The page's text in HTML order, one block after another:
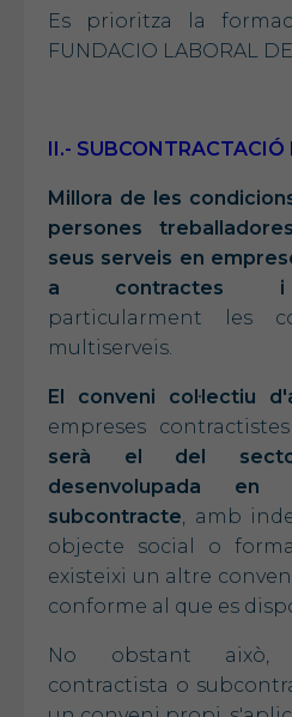
Es prioritza la
FUNDACIO LABORAL
II.-
Millora de les
persones
seus serveis en
a contractes i
particularment les
multiserveis.
El conveni col·lectiu
empreses
serà el del
desenvolupada
subcontracte, amb
objecte social o
existeixi un altre
conforme al que es
No obstant això,
contractista o